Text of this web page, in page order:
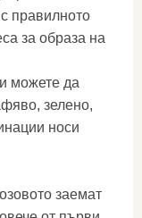
правилното
за образа на
можете да
зелено,
носи
заемат